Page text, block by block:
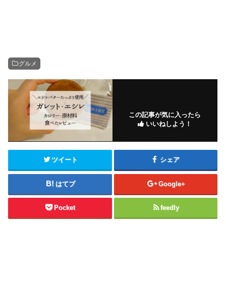
グルメ
この記事が気に入ったら
いいねしよう！
ツイート シェア
はてブ Google+
Pocket feedly